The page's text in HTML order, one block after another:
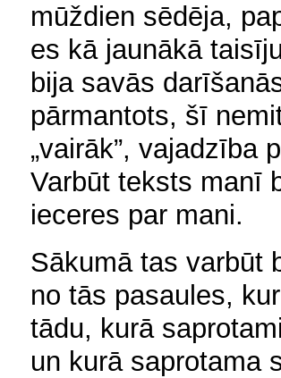
mūždien sēdēja,
es kā jaunākā
bija savās
pārmantots, šī
„vairāk”, vajadzība
Varbūt teksts manī
ieceres par mani.
Sākumā tas varbūt
no tās pasaules,
tādu, kurā
un kurā saprotama